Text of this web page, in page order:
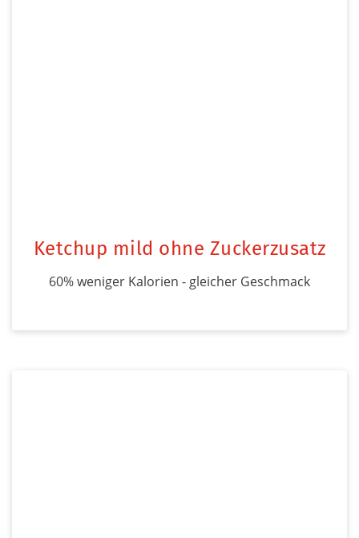
Ketchup mild ohne Zuckerzusatz
60% weniger Kalorien - gleicher Geschmack